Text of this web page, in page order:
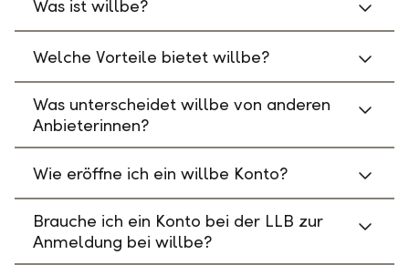
Was ist willbe?
Welche Vorteile bietet willbe?
Was unterscheidet willbe von anderen
Anbieterinnen?
Wie eröffne ich ein willbe Konto?
Brauche ich ein Konto bei der LLB zur
Anmeldung bei willbe?